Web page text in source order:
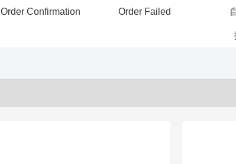
Order Confirmation Order Failed